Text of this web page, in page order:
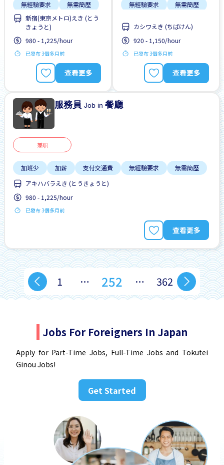
無經驗要求
無需簡歷
新宿(東京メトロ)えき (とう
きょうと)
980 - 1,225/hour
已發布 3個多月前
查看更多
無經驗要求 無需簡歷
カシワえき (ちばけん)
920 - 1,150/hour
已發布 3個多月前
查看更多
服務員Job in餐廳
兼职
加班少 加薪 支付交通費 無經驗要求
無需簡歷
アキハバラえき (とうきょうと)
980 - 1,225/hour
已發布 3個多月前
查看更多
1 … 252 … 362
Jobs For Foreigners In Japan
Apply for Part-Time Jobs, Full-Time Jobs and Tokutei
Ginou Jobs!
Get Started